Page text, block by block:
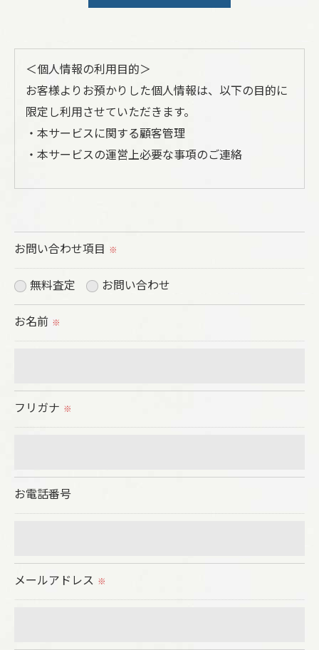
＜個人情報の利用目的＞
お客様よりお預かりした個人情報は、以下の目的に
限定し利用させていただきます。
・本サービスに関する顧客管理
・本サービスの運営上必要な事項のご連絡
られた場合を除き、
ません。
＜個人情報の委託について＞
これらの委託先に対しては個人情報保護契約等の措
置をとり、適切な監督を行います。
当社では、個人情報の漏洩等がなされないよう、適
切に安全管理対策を実施します。
必要な情報を頂けない場合は、それに対応した当社
のサービスをご提供できない場合がございますので
予めご了承ください。
お問い合わせ項目 ※
無料査定
お問い合わせ
お名前 ※
フリガナ ※
お電話番号
メールアドレス ※